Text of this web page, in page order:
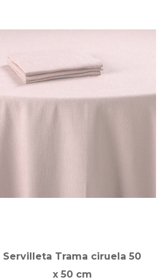
Servilleta Trama ciruela 50
x 50 cm